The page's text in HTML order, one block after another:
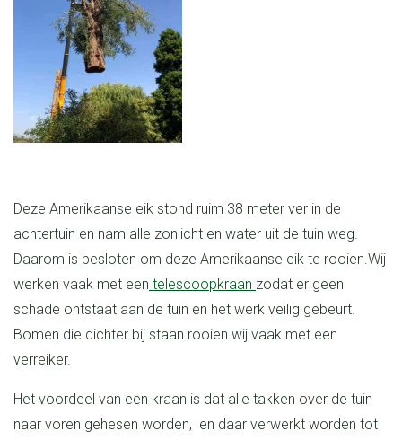
Deze Amerikaanse eik stond ruim 38 meter ver in de
achtertuin en nam alle zonlicht en water uit de tuin weg.
Daarom is besloten om deze Amerikaanse eik te rooien.Wij
werken vaak met een telescoopkraan zodat er geen
schade ontstaat aan de tuin en het werk veilig gebeurt.
Bomen die dichter bij staan rooien wij vaak met een
verreiker.
Het voordeel van een kraan is dat alle takken over de tuin
naar voren gehesen worden, en daar verwerkt worden tot